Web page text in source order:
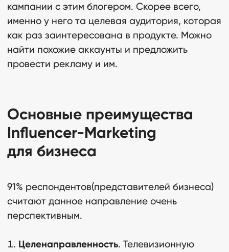
кампании с этим блогером. Скорее всего,
именно у него та целевая аудитория, которая
как раз заинтересована в продукте. Можно
найти похожие аккаунты и предложить
провести рекламу и им.
Основные преимущества
Influencer-Marketing
для бизнеса
91% респондентов(представителей бизнеса)
считают данное направление очень
перспективным.
Целенаправленность. Телевизионную